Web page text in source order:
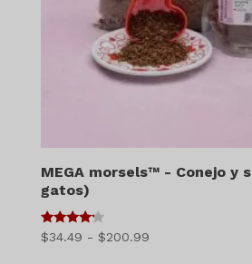
MEGA morsels™ - Conejo y
gatos)
4
de 5
$34.49 - $200.99Gama